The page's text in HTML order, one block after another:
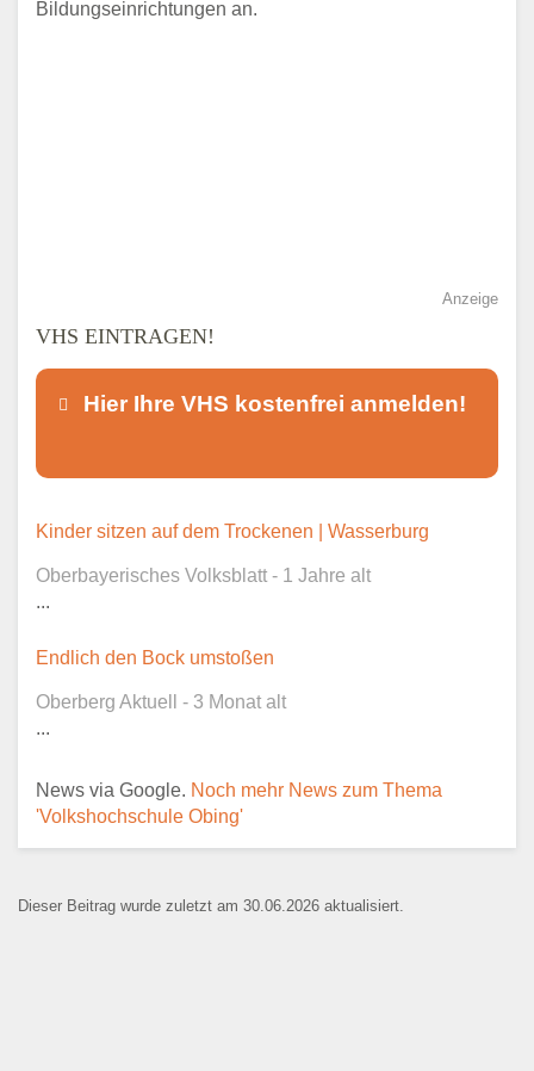
Bildungseinrichtungen an.
Anzeige
VHS EINTRAGEN!
Hier Ihre VHS kostenfrei anmelden!
Dieser Teil dient lediglich zur
öffentlich sichtbar.
Ansprechpartner
E-Mail*
Kinder sitzen auf dem Trockenen | Wasserburg
Oberbayerisches Volksblatt - 1 Jahre alt
...
Endlich den Bock umstoßen
Oberberg Aktuell - 3 Monat alt
...
News via Google. Noch mehr News zum Thema
'Volkshochschule Obing'
Dieser Beitrag wurde zuletzt am 30.06.2026 aktualisiert.